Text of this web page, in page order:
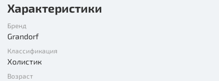
Характеристики
Бренд
Grandorf
Классификация
Холистик
Возраст